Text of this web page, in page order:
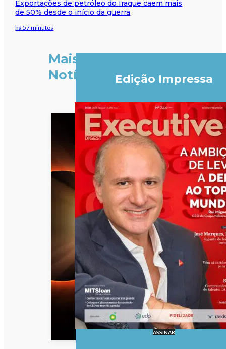
Exportações de petróleo do Iraque caem mais
de 50% desde o início da guerra
há 57 minutos
Mais
Notícias
Edição Impressa
ASSINAR